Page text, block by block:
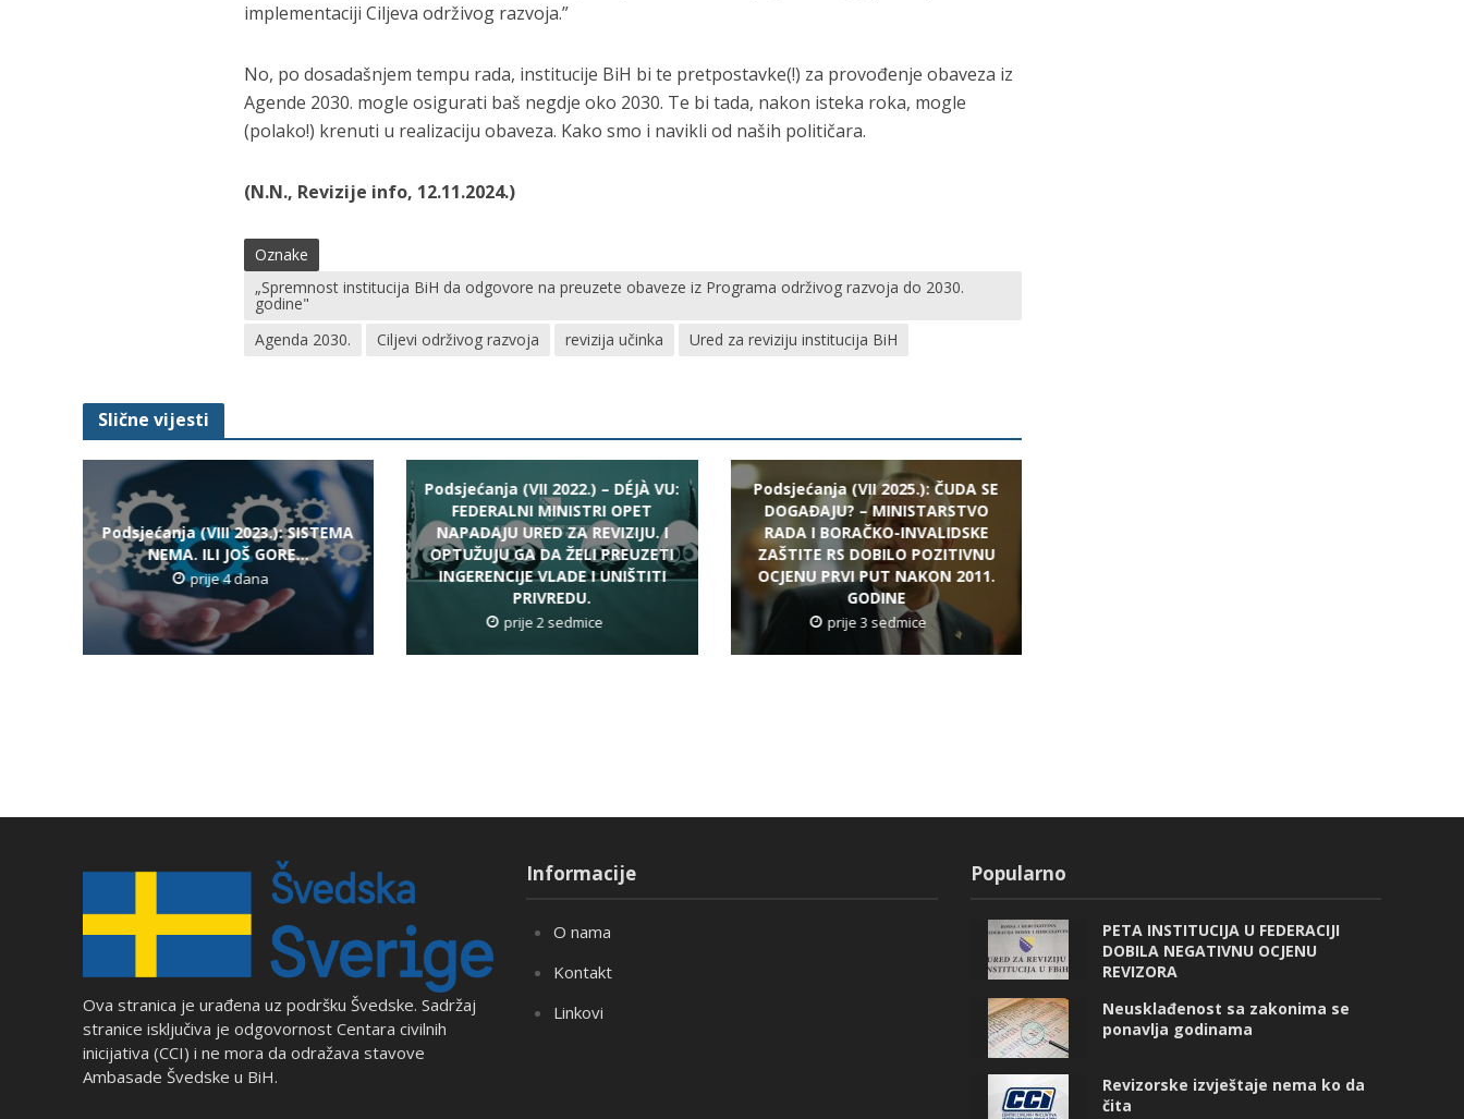
implementaciji Ciljeva održivog razvoja.”
No, po dosadašnjem tempu rada, institucije BiH bi te pretpostavke(!) za provođenje obaveza iz
Agende 2030. mogle osigurati baš negdje oko 2030. Te bi tada, nakon isteka roka, mogle
(polako!) krenuti u realizaciju obaveza. Kako smo i navikli od naših političara.
(N.N., Revizije info, 12.11.2024.)
Oznake
„Spremnost institucija BiH da odgovore na preuzete obaveze iz Programa održivog razvoja do 2030.
godine"
Agenda 2030.
Ciljevi održivog razvoja revizija učinka Ured za reviziju institucija BiH
Slične vijesti
Podsjećanja (VIII 2023.): SISTEMA
NEMA. ILI JOŠ GORE…
prije 4 dana
Podsjećanja (VII 2022.) – DÉJÀ VU:
FEDERALNI MINISTRI OPET
NAPADAJU URED ZA REVIZIJU. I
OPTUŽUJU GA DA ŽELI PREUZETI
INGERENCIJE VLADE I UNIŠTITI
PRIVREDU.
prije 2 sedmice
Podsjećanja (VII 2025.): ČUDA SE
DOGAĐAJU? – MINISTARSTVO
RADA I BORAČKO-INVALIDSKE
ZAŠTITE RS DOBILO POZITIVNU
OCJENU PRVI PUT NAKON 2011.
GODINE
prije 3 sedmice
Ova stranica je urađena uz podršku Švedske. Sadržaj
stranice isključiva je odgovornost Centara civilnih
inicijativa (CCI) i ne mora da odražava stavove
Ambasade Švedske u BiH.
Informacije
O nama
Kontakt
Linkovi
Popularno
PETA INSTITUCIJA U FEDERACIJI
DOBILA NEGATIVNU OCJENU
REVIZORA
Neusklađenost sa zakonima se
ponavlja godinama
Revizorske izvještaje nema ko da
čita